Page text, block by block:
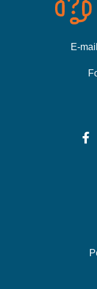
E-